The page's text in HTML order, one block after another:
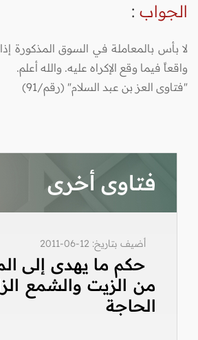
الجواب :
لا بأس بالمعاملة في السوق المذكورة
واقعاً فيما وقع الإكراه عليه. والله أعلم.
"فتاوى العز بن عبد السلام" (رقم/91)
فتاوى أخرى
أضيف بتاريخ: 12-06-2011
حكم ما يهدى إلى
من الزيت والشمع
الحاجة